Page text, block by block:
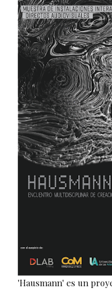
'Hausmann' es un